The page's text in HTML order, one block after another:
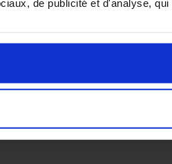
de publicité et d'analyse,